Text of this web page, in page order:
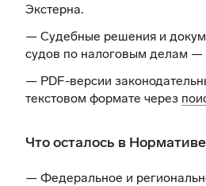
Экстерна.
— Судебные решения и
судов по налоговым делам —
— PDF-версии
текстовом формате через
Что осталось в Нормативе
— Федеральное и